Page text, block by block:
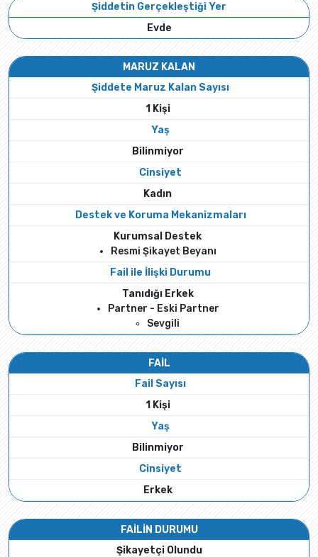
Şiddetin Gerçekleştiği Yer
Evde
MARUZ KALAN
Şiddete Maruz Kalan Sayısı
1 Kişi
Yaş
Bilinmiyor
Cinsiyet
Kadın
Destek ve Koruma Mekanizmaları
Kurumsal Destek
Resmi Şikayet Beyanı
Fail ile İlişki Durumu
Tanıdığı Erkek
Partner - Eski Partner
Sevgili
FAİL
Fail Sayısı
1 Kişi
Yaş
Bilinmiyor
Cinsiyet
Erkek
FAİLİN DURUMU
Şikayetçi Olundu